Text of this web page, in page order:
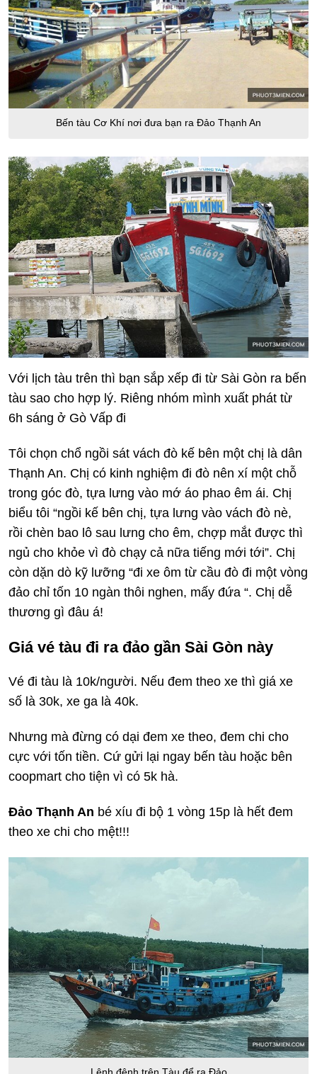
Bến tàu Cơ Khí nơi đưa bạn ra Đảo Thạnh An
Với lịch tàu trên thì bạn sắp xếp đi từ Sài Gòn ra bến
tàu sao cho hợp lý. Riêng nhóm mình xuất phát từ
6h sáng ở Gò Vấp đi
Tôi chọn chổ ngồi sát vách đò kế bên một chị là dân
Thạnh An. Chị có kinh nghiệm đi đò nên xí một chỗ
trong góc đò, tựa lưng vào mớ áo phao êm ái. Chị
biểu tôi “ngồi kế bên chị, tựa lưng vào vách đò nè,
rồi chèn bao lô sau lưng cho êm, chợp mắt được thì
ngủ cho khỏe vì đò chạy cả nữa tiếng mới tới”. Chị
còn dặn dò kỹ lưỡng “đi xe ôm từ cầu đò đi một vòng
đảo chỉ tốn 10 ngàn thôi nghen, mấy đứa “. Chị dễ
thương gì đâu á!
Giá vé tàu đi ra đảo gần Sài Gòn này
Vé đi tàu là 10k/người. Nếu đem theo xe thì giá xe
số là 30k, xe ga là 40k.
Nhưng mà đừng có dại đem xe theo, đem chi cho
cực với tốn tiền. Cứ gửi lại ngay bến tàu hoặc bên
coopmart cho tiện vì có 5k hà.
Đảo Thạnh An bé xíu đi bộ 1 vòng 15p là hết đem
theo xe chi cho mệt!!!